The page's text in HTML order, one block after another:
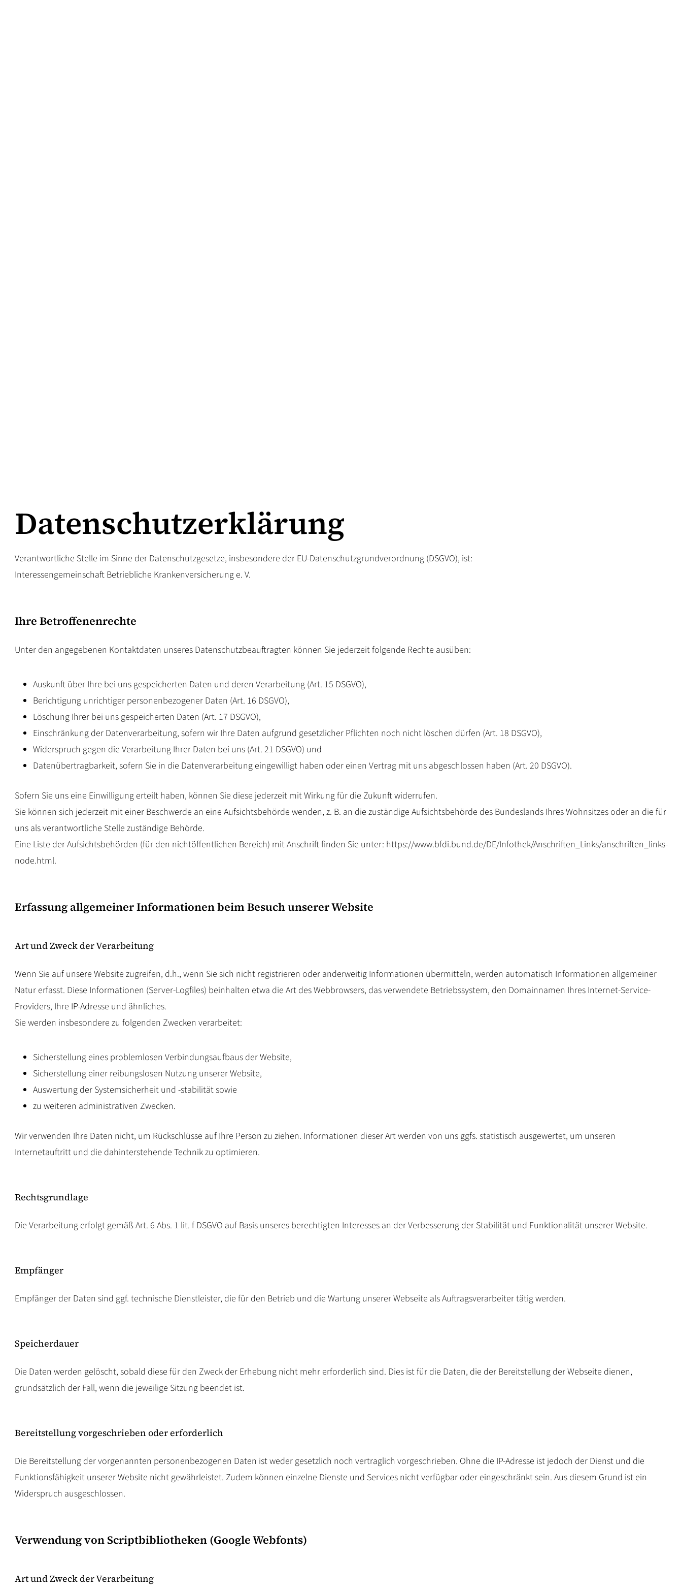
Datenschutzerklärung
Verantwortliche Stelle im Sinne der Datenschutzgesetze, insbesondere der EU-Datenschutzgrundverordnung (DSGVO), ist:
Interessengemeinschaft Betriebliche Krankenversicherung e. V.
Ihre Betroffenenrechte
Unter den angegebenen Kontaktdaten unseres Datenschutzbeauftragten können Sie jederzeit folgende Rechte ausüben:
Auskunft über Ihre bei uns gespeicherten Daten und deren Verarbeitung (Art. 15 DSGVO),
Berichtigung unrichtiger personenbezogener Daten (Art. 16 DSGVO),
Löschung Ihrer bei uns gespeicherten Daten (Art. 17 DSGVO),
Einschränkung der Datenverarbeitung, sofern wir Ihre Daten aufgrund gesetzlicher Pflichten noch nicht löschen dürfen (Art. 18 DSGVO),
Widerspruch gegen die Verarbeitung Ihrer Daten bei uns (Art. 21 DSGVO) und
Datenübertragbarkeit, sofern Sie in die Datenverarbeitung eingewilligt haben oder einen Vertrag mit uns abgeschlossen haben (Art. 20 DSGVO).
Sofern Sie uns eine Einwilligung erteilt haben, können Sie diese jederzeit mit Wirkung für die Zukunft widerrufen.
Sie können sich jederzeit mit einer Beschwerde an eine Aufsichtsbehörde wenden, z. B. an die zuständige Aufsichtsbehörde des Bundeslands Ihres Wohnsitzes oder an die für
uns als verantwortliche Stelle zuständige Behörde.
Eine Liste der Aufsichtsbehörden (für den nichtöffentlichen Bereich) mit Anschrift finden Sie unter: https://www.bfdi.bund.de/DE/Infothek/Anschriften_Links/anschriften_links-
node.html.
Erfassung allgemeiner Informationen beim Besuch unserer Website
Art und Zweck der Verarbeitung
Wenn Sie auf unsere Website zugreifen, d.h., wenn Sie sich nicht registrieren oder anderweitig Informationen übermitteln, werden automatisch Informationen allgemeiner
Natur erfasst. Diese Informationen (Server-Logfiles) beinhalten etwa die Art des Webbrowsers, das verwendete Betriebssystem, den Domainnamen Ihres Internet-Service-
Providers, Ihre IP-Adresse und ähnliches.
Sie werden insbesondere zu folgenden Zwecken verarbeitet:
Sicherstellung eines problemlosen Verbindungsaufbaus der Website,
Sicherstellung einer reibungslosen Nutzung unserer Website,
Auswertung der Systemsicherheit und -stabilität sowie
zu weiteren administrativen Zwecken.
Wir verwenden Ihre Daten nicht, um Rückschlüsse auf Ihre Person zu ziehen. Informationen dieser Art werden von uns ggfs. statistisch ausgewertet, um unseren
Internetauftritt und die dahinterstehende Technik zu optimieren.
Rechtsgrundlage
Die Verarbeitung erfolgt gemäß Art. 6 Abs. 1 lit. f DSGVO auf Basis unseres berechtigten Interesses an der Verbesserung der Stabilität und Funktionalität unserer Website.
Empfänger
Empfänger der Daten sind ggf. technische Dienstleister, die für den Betrieb und die Wartung unserer Webseite als Auftragsverarbeiter tätig werden.
Speicherdauer
Die Daten werden gelöscht, sobald diese für den Zweck der Erhebung nicht mehr erforderlich sind. Dies ist für die Daten, die der Bereitstellung der Webseite dienen,
grundsätzlich der Fall, wenn die jeweilige Sitzung beendet ist.
Bereitstellung vorgeschrieben oder erforderlich
Die Bereitstellung der vorgenannten personenbezogenen Daten ist weder gesetzlich noch vertraglich vorgeschrieben. Ohne die IP-Adresse ist jedoch der Dienst und die
Funktionsfähigkeit unserer Website nicht gewährleistet. Zudem können einzelne Dienste und Services nicht verfügbar oder eingeschränkt sein. Aus diesem Grund ist ein
Widerspruch ausgeschlossen.
Verwendung von Scriptbibliotheken (Google Webfonts)
Art und Zweck der Verarbeitung